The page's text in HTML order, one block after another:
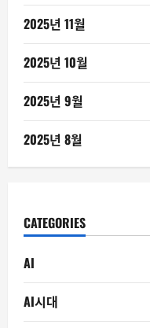
2025년 11월
2025년 10월
2025년 9월
2025년 8월
CATEGORIES
AI
AI시대